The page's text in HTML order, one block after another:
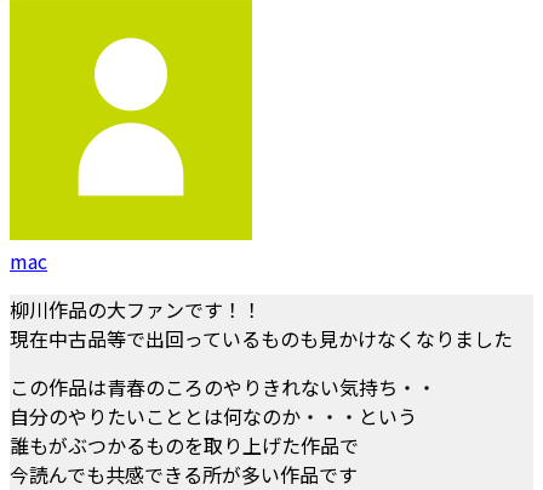
mac
柳川作品の大ファンです！！
現在中古品等で出回っているものも見かけなくなりました
この作品は青春のころのやりきれない気持ち・・
自分のやりたいこととは何なのか・・・という
誰もがぶつかるものを取り上げた作品で
今読んでも共感できる所が多い作品です